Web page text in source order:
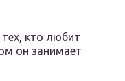
кто любит
он занимает